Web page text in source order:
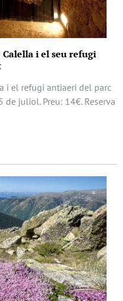
i el seu refugi
i el refugi antiaeri del parc
juliol. Preu: 14€. Reserva